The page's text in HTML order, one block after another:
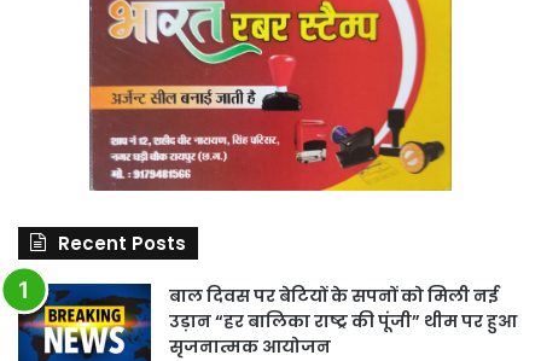
Recent Posts
बाल दिवस पर बेटियों के सपनों को मिली नई
उड़ान “हर बालिका राष्ट्र की पूंजी” थीम पर हुआ
सृजनात्मक आयोजन